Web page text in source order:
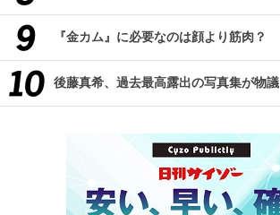
『金カム』に必要なのは顔より筋肉？
後藤真希、過去最高露出の写真集が物議